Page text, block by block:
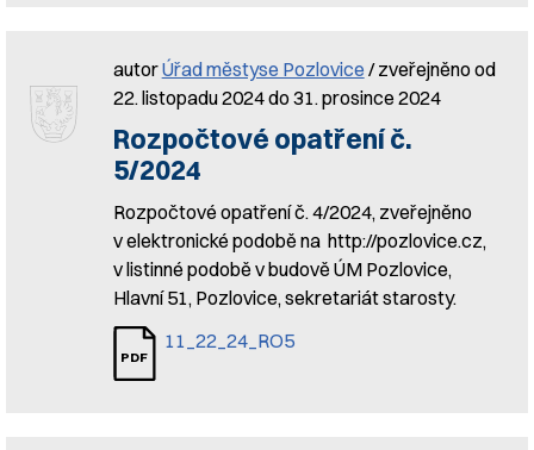
autorÚřad městyse Pozlovice / zveřejněno od
22. listopadu 2024 do 31. prosince 2024
Rozpočtové opatření č.
5/2024
Rozpočtové opatření č. 4/2024, zveřejněno
v elektronické podobě na http://pozlovice.cz,
v listinné podobě v budově ÚM Pozlovice,
Hlavní 51, Pozlovice, sekretariát starosty.
11_22_24_RO5